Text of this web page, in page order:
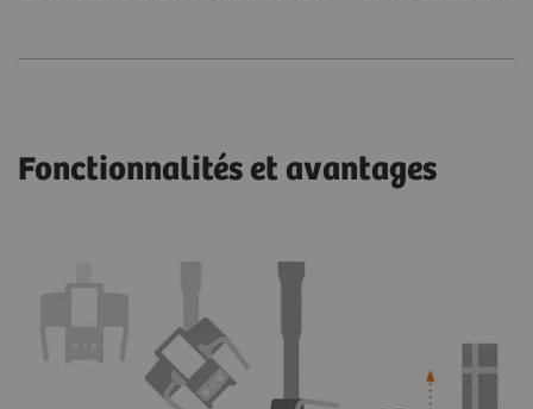
Fonctionnalités et avantages